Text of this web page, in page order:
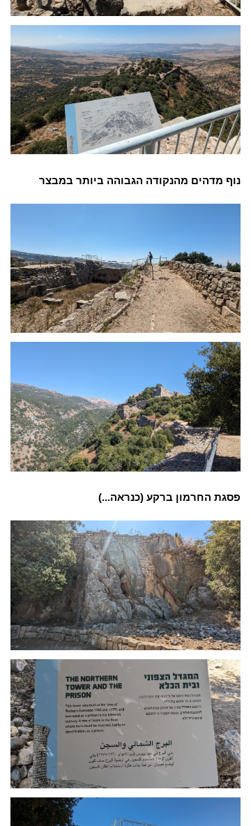
נוף מדהים מהנקודה הגבוהה ביותר במבצר
פסגת החרמון ברקע (כנראה...)